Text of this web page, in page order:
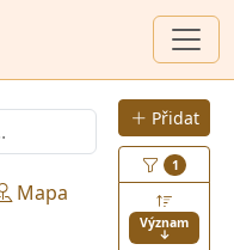
Přidat
1
Význam
↓
Mapa